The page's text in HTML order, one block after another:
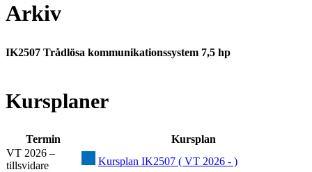
Arkiv
IK2507 Trådlösa kommunikationssystem 7,5 hp
Kursplaner
Termin
Kursplan
VT 2026 –
tillsvidare
Kursplan IK2507 ( VT 2026 - )